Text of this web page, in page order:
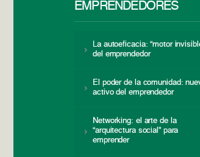
EMPRENDEDORES
La autoeficacia: “motor
del emprendedor
El poder de la comunidad:
activo del emprendedor
Networking: el arte de la
“arquitectura social” para
emprender